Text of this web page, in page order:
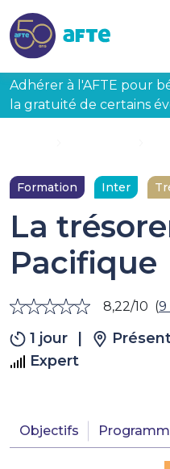
Adhérer à l'AFTE pour
la gratuité de certains
Formation Inter
La
Pacifique
8,22/10 (9
1 jour
Expert
Objectifs